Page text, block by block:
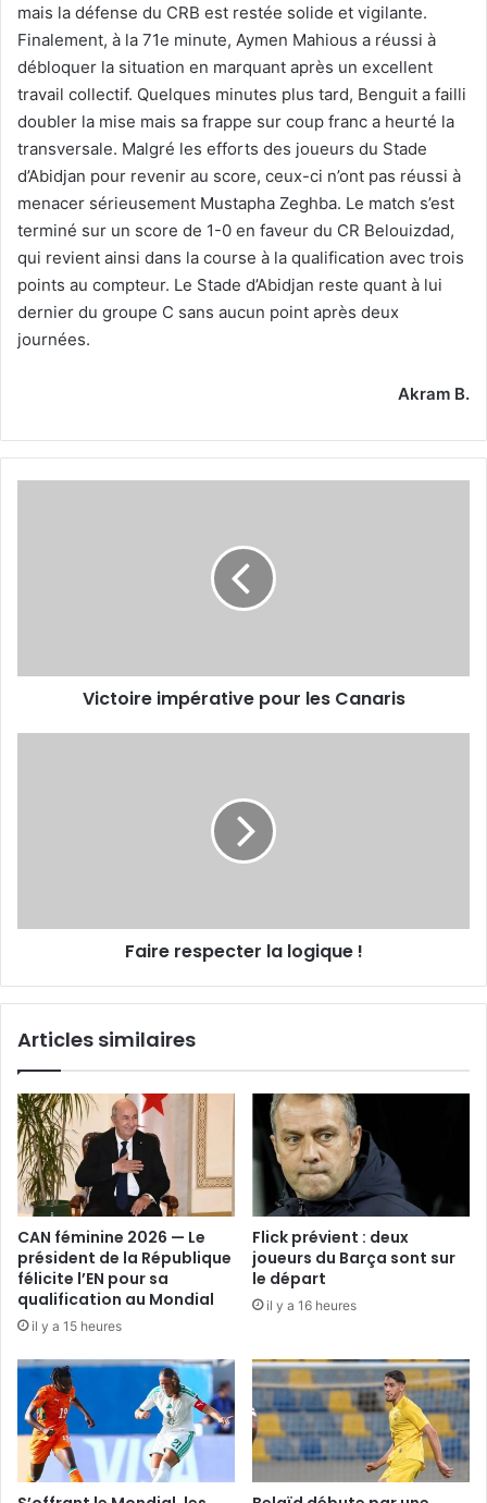
mais la défense du CRB est restée solide et vigilante.
Finalement, à la 71e minute, Aymen Mahious a réussi à
débloquer la situation en marquant après un excellent
travail collectif. Quelques minutes plus tard, Benguit a failli
doubler la mise mais sa frappe sur coup franc a heurté la
transversale. Malgré les efforts des joueurs du Stade
d’Abidjan pour revenir au score, ceux-ci n’ont pas réussi à
menacer sérieusement Mustapha Zeghba. Le match s’est
terminé sur un score de 1-0 en faveur du CR Belouizdad,
qui revient ainsi dans la course à la qualification avec trois
points au compteur. Le Stade d’Abidjan reste quant à lui
dernier du groupe C sans aucun point après deux
journées.
Akram B.
Victoire impérative pour les Canaris
Faire respecter la logique !
Articles similaires
CAN féminine 2026 — Le
président de la République
félicite l’EN pour sa
qualification au Mondial
il y a 15 heures
Flick prévient : deux
joueurs du Barça sont sur
le départ
il y a 16 heures